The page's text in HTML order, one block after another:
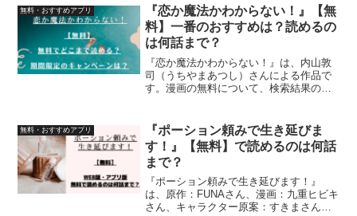
こまで読むことができるのか、検証して
います
無料・おすすめアプリ
『恋か魔法かわからない！』【無
料】一番のおすすめは？読めるの
は何話まで？
『恋か魔法かわからない！』は、内山敦
司（うちやまあつし）さんによる作品で
す。漫画の無料について、検索結果の情
ができるのか、検証しています
無料・おすすめアプリ
『ポーション頼みで生き延びま
す！』【無料】で読めるのは何話
まで？
『ポーション頼みで生き延びます！』
は、原作：FUNAさん、漫画：九重ヒビキ
さん、キャラクター原案：すきまさんに